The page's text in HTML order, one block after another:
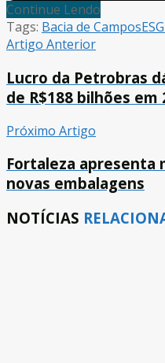
Continue Lendo
Tags: Bacia de CamposESG
Artigo Anterior
Lucro da Petrobras
de R$188 bilhões em
Próximo Artigo
Fortaleza apresenta
novas embalagens
NOTÍCIAS